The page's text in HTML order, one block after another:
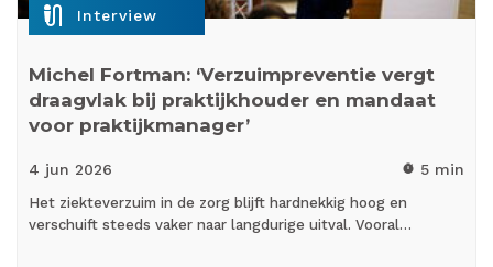
mic_external_on Interview
Michel Fortman: ‘Verzuimpreventie vergt
draagvlak bij praktijkhouder en mandaat
voor praktijkmanager’
4 jun 2026 timer 5 min
Het ziekteverzuim in de zorg blijft hardnekkig hoog en
verschuift steeds vaker naar langdurige uitval. Vooral…